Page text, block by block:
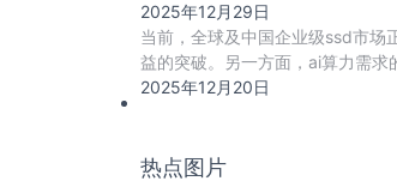
2025年12月29日
当前，全球及中国企业级ssd市场
益的突破。另一方面，ai算力需
2025年12月20日
热点图片